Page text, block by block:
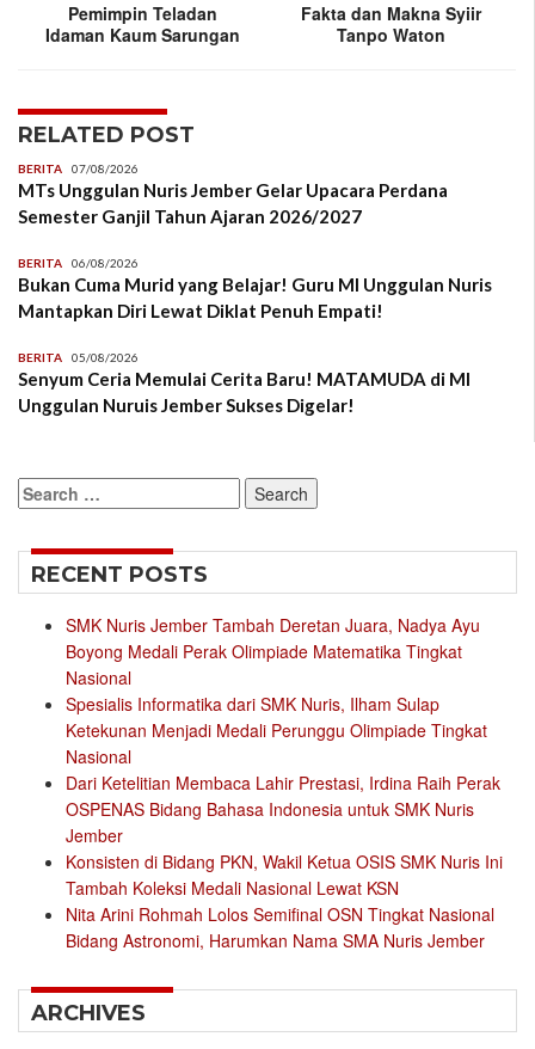
Pemimpin Teladan
Idaman Kaum Sarungan
Fakta dan Makna Syiir
Tanpo Waton
RELATED POST
BERITA 07/08/2026
MTs Unggulan Nuris Jember Gelar Upacara Perdana
Semester Ganjil Tahun Ajaran 2026/2027
BERITA 06/08/2026
Bukan Cuma Murid yang Belajar! Guru MI Unggulan Nuris
Mantapkan Diri Lewat Diklat Penuh Empati!
BERITA 05/08/2026
Senyum Ceria Memulai Cerita Baru! MATAMUDA di MI
Unggulan Nuruis Jember Sukses Digelar!
Search
for:
RECENT POSTS
SMK Nuris Jember Tambah Deretan Juara, Nadya Ayu
Boyong Medali Perak Olimpiade Matematika Tingkat
Nasional
Spesialis Informatika dari SMK Nuris, Ilham Sulap
Ketekunan Menjadi Medali Perunggu Olimpiade Tingkat
Nasional
Dari Ketelitian Membaca Lahir Prestasi, Irdina Raih Perak
OSPENAS Bidang Bahasa Indonesia untuk SMK Nuris
Jember
Konsisten di Bidang PKN, Wakil Ketua OSIS SMK Nuris Ini
Tambah Koleksi Medali Nasional Lewat KSN
Nita Arini Rohmah Lolos Semifinal OSN Tingkat Nasional
Bidang Astronomi, Harumkan Nama SMA Nuris Jember
ARCHIVES